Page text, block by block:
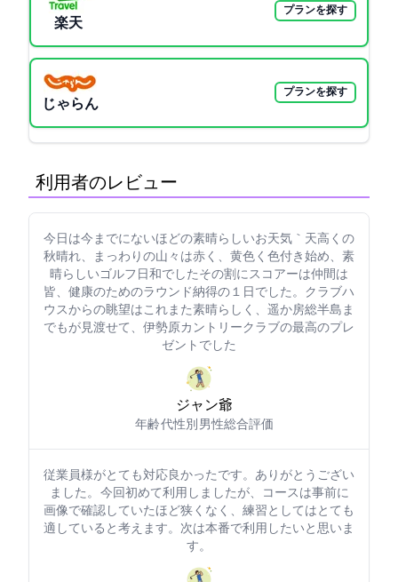
楽天GORA
プランを探す
じゃらん
プランを探す
利用者のレビュー
今日は今までにないほどの素晴らしいお天気｀天高くの
秋晴れ、まっわりの山々は赤く、黄色く色付き始め、素
晴らしいゴルフ日和でした!その割にスコアーは?仲間は
皆、健康のためのラウンド納得の１日でした。クラブハ
ウスからの眺望はこれまた素晴らしく、遥か房総半島ま
でもが見渡せて、伊勢原カントリークラブの最高のプレ
ゼントでした?
ジャン爺
年齢: 80代性別: 男性総合評価: 5
従業員様がとても対応良かったです。ありがとうござい
ました。 今回初めて利用しましたが、コースは事前に
画像で確認していたほど狭くなく、練習roundとしてはとても
適していると考えます。次は本番で利用したいと思いま
す。